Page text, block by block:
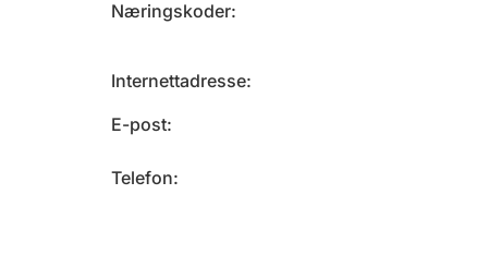
Næringskoder
Internettadresse
E-post
Telefon